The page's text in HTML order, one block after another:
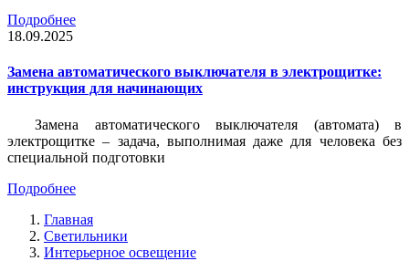
Подробнее
18.09.2025
Замена автоматического выключателя в электрощитке:
инструкция для начинающих
Замена автоматического выключателя (автомата) в
электрощитке – задача, выполнимая даже для человека без
специальной подготовки
Подробнее
Главная
Светильники
Интерьерное освещение